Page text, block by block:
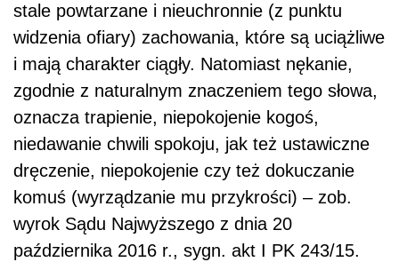
stale powtarzane i nieuchronnie (z punktu
widzenia ofiary) zachowania, które są uciążliwe
i mają charakter ciągły. Natomiast nękanie,
zgodnie z naturalnym znaczeniem tego słowa,
oznacza trapienie, niepokojenie kogoś,
niedawanie chwili spokoju, jak też ustawiczne
dręczenie, niepokojenie czy też dokuczanie
komuś (wyrządzanie mu przykrości) – zob.
wyrok Sądu Najwyższego z dnia 20
października 2016 r., sygn. akt I PK 243/15.